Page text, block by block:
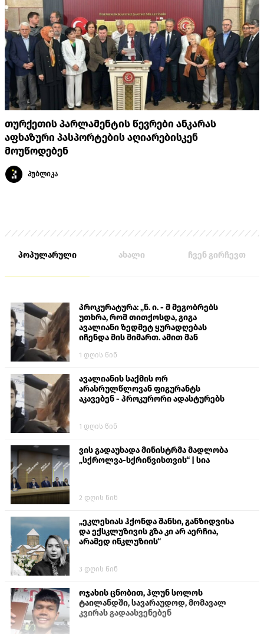
თურქეთის პარლამენტის წევრები ანკარას
აფხაზური პასპორტების აღიარებისკენ
მოუწოდებენ
პუბლიკა
პოპულარული ახალი ჩვენ გირჩევთ
პროკურატურა: „ნ. ი. - მ მეგობრებს
უთხრა, რომ თითქოსდა, გიგა
ავალიანი ზედმეტ ყურადღებას
იჩენდა მის მიმართ. ამით მან
თავს დასხმოდა გიგა ავალიანს“
1 დღის წინ
ავალიანის საქმის ორ
არასრულწლოვან ფიგურანტს
აკავებენ - პროკურორი ადასტურებს
1 დღის წინ
ვის გადაუხადა მინისტრმა მადლობა
„სქროლვა-სქრინვისთვის“ | სია
2 დღის წინ
„ეკლესიას ჰქონდა შანსი, განზიდვისა
და ექსკლუზივის გზა კი არ აერჩია,
არამედ ინკლუზიის“
3 დღის წინ
ოჯახის ცნობით, ჰლუნ სოლოს
ტაილანდში, სავარაუდოდ, მომავალ
კვირას გადაასვენებენ